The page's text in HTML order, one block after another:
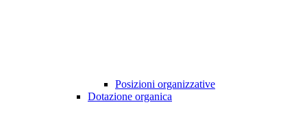
Posizioni organizzative
Dotazione organica